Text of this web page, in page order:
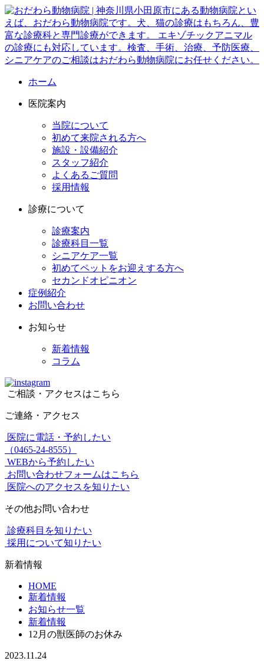
ホーム
医院案内
当院について
初めて来院される方へ
施設・設備紹介
スタッフ紹介
よくあるご質問
採用情報
診療について
診療案内
診療科目一覧
シニアケア一覧
初めてペットをお迎えする方へ
セカンドオピニオン
症例紹介
お問い合わせ
お知らせ
新着情報
コラム
ご相談・アクセスはこちら
ご連絡・アクセス
医院に電話・予約したい
（0465-24-8555）
WEBから予約したい
お問い合わせフォームはこちら
医院へのアクセスを知りたい
その他お問い合わせ
診療科目を知りたい
採用について知りたい
新着情報
HOME
新着情報
お知らせ一覧
新着情報
12月の獣医師のお休み
2023.11.24